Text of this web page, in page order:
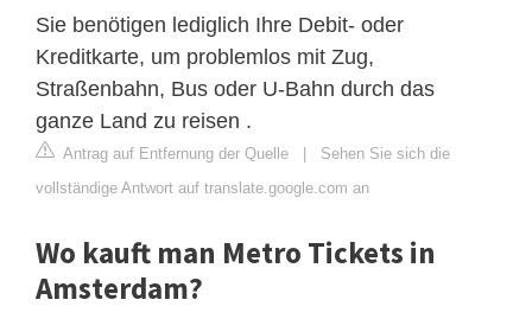
Sie benötigen lediglich Ihre Debit- oder
Kreditkarte, um problemlos mit Zug,
Straßenbahn, Bus oder U-Bahn durch das
ganze Land zu reisen .
Antrag auf Entfernung der Quelle | Sehen Sie sich die
vollständige Antwort auf translate.google.com an
Wo kauft man Metro Tickets in
Amsterdam?